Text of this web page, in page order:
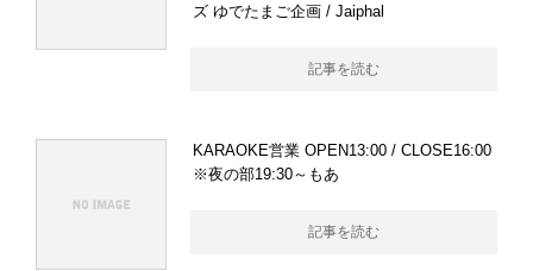
ズ ゆでたまご企画 / Jaiphal
記事を読む
KARAOKE営業 OPEN13:00 / CLOSE16:00
※夜の部19:30～もあ
記事を読む